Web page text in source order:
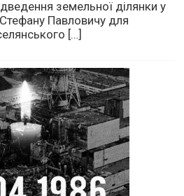
земельної ділянки у
Павловичу для
[…]